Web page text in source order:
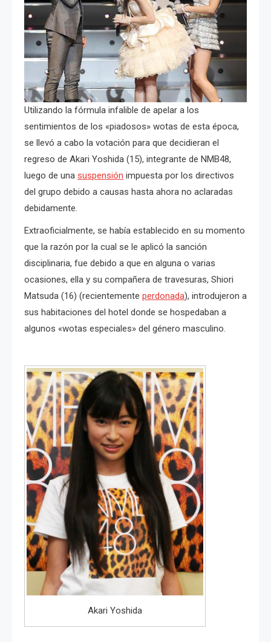
Utilizando la fórmula infalible de apelar a los
sentimientos de los «piadosos» wotas de esta época,
se llevó a cabo la votación para que decidieran el
regreso de Akari Yoshida (15), integrante de NMB48,
luego de una suspensión impuesta por los directivos
del grupo debido a causas hasta ahora no aclaradas
debidamente.
Extraoficialmente, se había establecido en su momento
que la razón por la cual se le aplicó la sanción
disciplinaria, fue debido a que en alguna o varias
ocasiones, ella y su compañera de travesuras, Shiori
Matsuda (16) (recientemente perdonada), introdujeron a
sus habitaciones del hotel donde se hospedaban a
algunos «wotas especiales» del género masculino.
Akari Yoshida